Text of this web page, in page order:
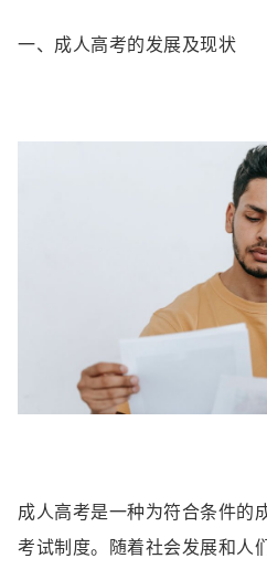
一、成人高考的发展及现状
成人高考是一种为符合条件的
考试制度。随着社会发展和人